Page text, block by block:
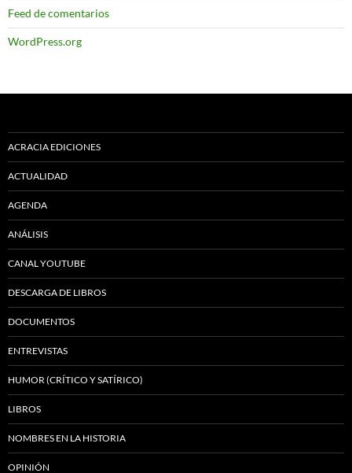
Feed de comentarios
WordPress.org
ACRACIA EDICIONES
ACTUALIDAD
AGENDA
ANÁLISIS
CANAL YOUTUBE
DESCARGA DE LIBROS
DOCUMENTOS
ENTREVISTAS
HUMOR (CRÍTICO Y SATÍRICO)
LIBROS
NOMBRES EN LA HISTORIA
OPINIÓN